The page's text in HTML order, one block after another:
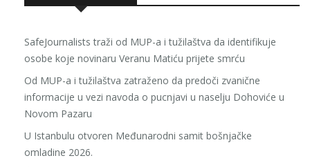
SafeJournalists traži od MUP-a i tužilaštva da identifikuje
osobe koje novinaru Veranu Matiću prijete smrću
Od MUP-a i tužilaštva zatraženo da predoči zvanične
informacije u vezi navoda o pucnjavi u naselju Dohoviće u
Novom Pazaru
U Istanbulu otvoren Međunarodni samit bošnjačke
omladine 2026.